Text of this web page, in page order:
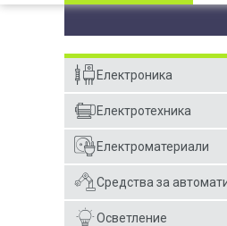
Електроника
Електротехника
Електроматериали
Средства за
Осветление